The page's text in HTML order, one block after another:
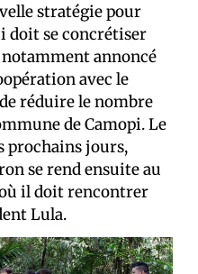
stratégie pour
doit se concrétiser
notamment annoncé
avec le
réduire le nombre
de Camopi. Le
prochains jours,
se rend ensuite au
où il doit rencontrer
Lula.